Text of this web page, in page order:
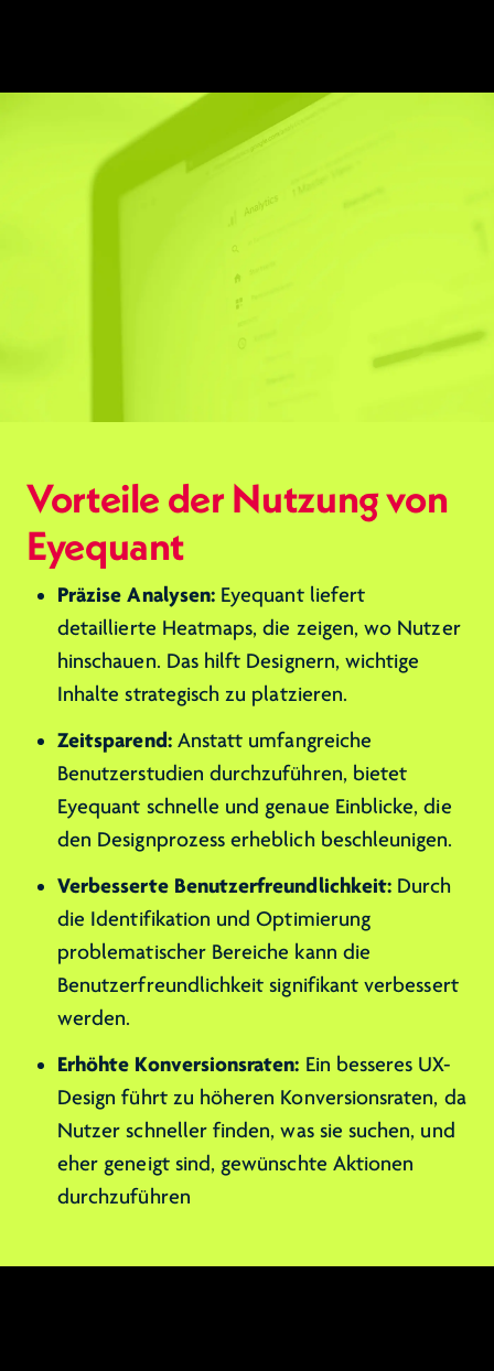
Vorteile der Nutzung von
Eyequant
Präzise Analysen: Eyequant liefert
detaillierte Heatmaps, die zeigen, wo Nutzer
hinschauen. Das hilft Designern, wichtige
Inhalte strategisch zu platzieren.
Zeitsparend:Anstatt umfangreiche
Benutzerstudien durchzuführen, bietet
Eyequant schnelle und genaue Einblicke, die
den Designprozess erheblich beschleunigen.
Verbesserte Benutzerfreundlichkeit: Durch
die Identifikation und Optimierung
problematischer Bereiche kann die
Benutzerfreundlichkeit signifikant verbessert
werden.
Erhöhte Konversionsraten: Ein besseres UX-
Design führt zu höheren Konversionsraten, da
Nutzer schneller finden, was sie suchen, und
eher geneigt sind, gewünschte Aktionen
durchzuführen